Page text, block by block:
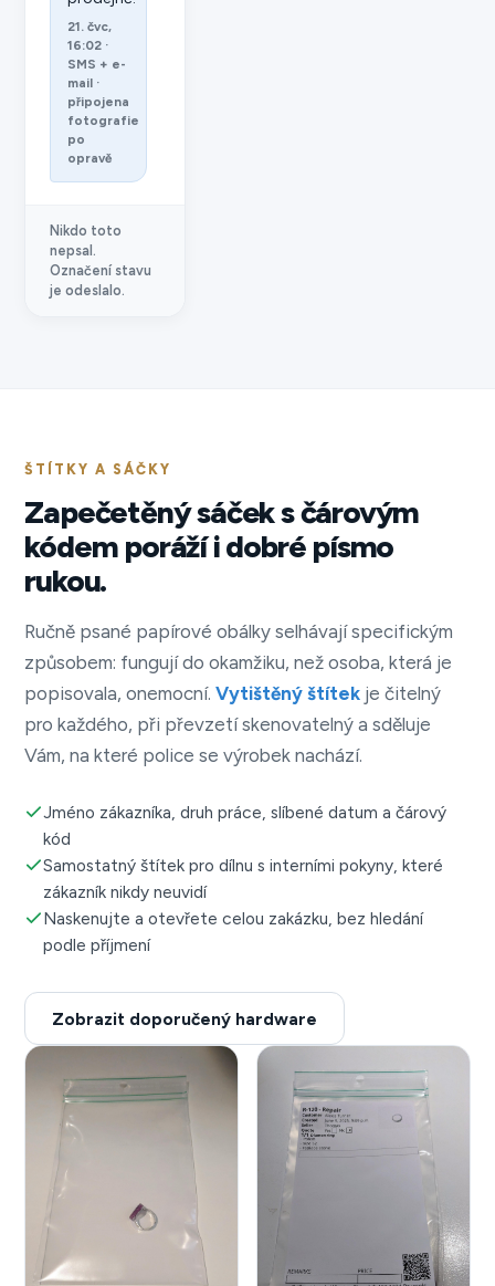
21. čvc,
16:02 ·
SMS + e-
mail ·
připojena
fotografie
po
opravě
Nikdo toto
nepsal.
Označení stavu
je odeslalo.
ŠTÍTKY A SÁČKY
Zapečetěný sáček s čárovým
kódem poráží i dobré písmo
rukou.
Ručně psané papírové obálky selhávají specifickým
způsobem: fungují do okamžiku, než osoba, která je
popisovala, onemocní.Vytištěný štítek je čitelný
pro každého, při převzetí skenovatelný a sděluje
Vám, na které police se výrobek nachází.
Jméno zákazníka, druh práce, slíbené datum a čárový
kód
Samostatný štítek pro dílnu s interními pokyny, které
zákazník nikdy neuvidí
Naskenujte a otevřete celou zakázku, bez hledání
podle příjmení
Zobrazit doporučený hardware